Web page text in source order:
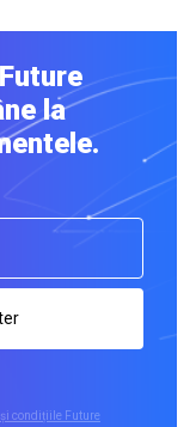
la
condițiile Future